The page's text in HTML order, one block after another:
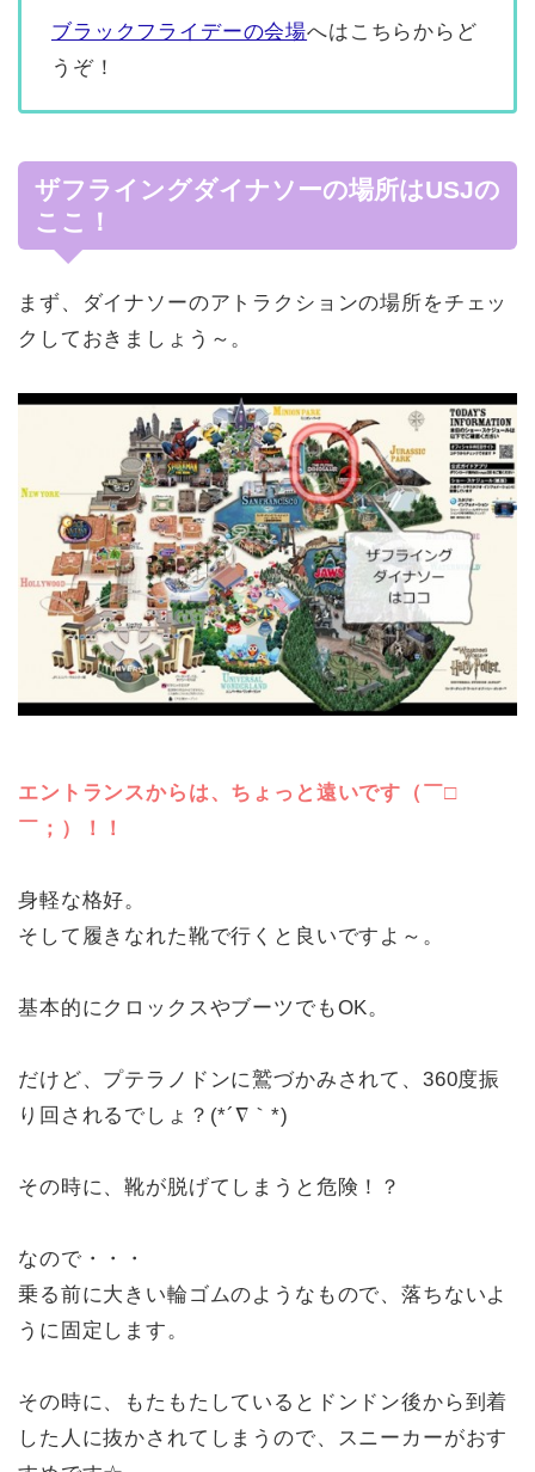
ブラックフライデーの会場へはこちらからど
うぞ！
ザフライングダイナソーの場所はUSJの
ここ！
まず、ダイナソーのアトラクションの場所をチェッ
クしておきましょう～。
エントランスからは、ちょっと遠いです（￣□
￣；）！！
身軽な格好。
そして履きなれた靴で行くと良いですよ～。
基本的にクロックスやブーツでもOK。
だけど、プテラノドンに鷲づかみされて、360度振
り回されるでしょ？(*´∇｀*)
その時に、靴が脱げてしまうと危険！？
なので・・・
乗る前に大きい輪ゴムのようなもので、落ちないよ
うに固定します。
その時に、もたもたしているとドンドン後から到着
した人に抜かされてしまうので、スニーカーがおす